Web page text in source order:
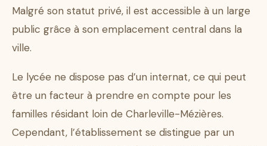
Malgré son statut privé, il est accessible à un large
public grâce à son emplacement central dans la
ville.
Le lycée ne dispose pas d’un internat, ce qui peut
être un facteur à prendre en compte pour les
familles résidant loin de Charleville-Mézières.
Cependant, l’établissement se distingue par un